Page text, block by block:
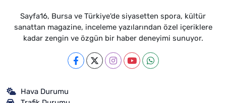
Sayfa16, Bursa ve Türkiye'de siyasetten spora, kültür
sanattan magazine, inceleme yazılarından özel içeriklere
kadar zengin ve özgün bir haber deneyimi sunuyor.
Hava Durumu